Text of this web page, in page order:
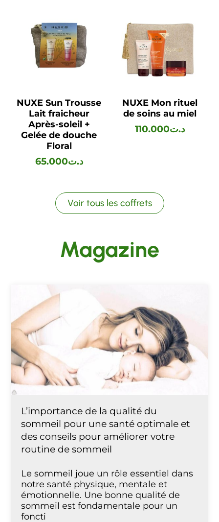
NUXE Sun Trousse
Lait fraicheur
Après-soleil +
Gelée de douche
Floral
د.ت65.000
NUXE Mon rituel
de soins au miel
د.ت110.000
Voir tous les coffrets
Magazine
L’importance de la qualité du
sommeil pour une santé optimale et
des conseils pour améliorer votre
routine de sommeil
Le sommeil joue un rôle essentiel dans
notre santé physique, mentale et
émotionnelle. Une bonne qualité de
sommeil est fondamentale pour un
foncti